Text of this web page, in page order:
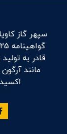
سپهر گاز
قادر به
مانند